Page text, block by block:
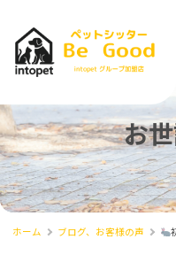
お
ホーム ブログ、お客様の声